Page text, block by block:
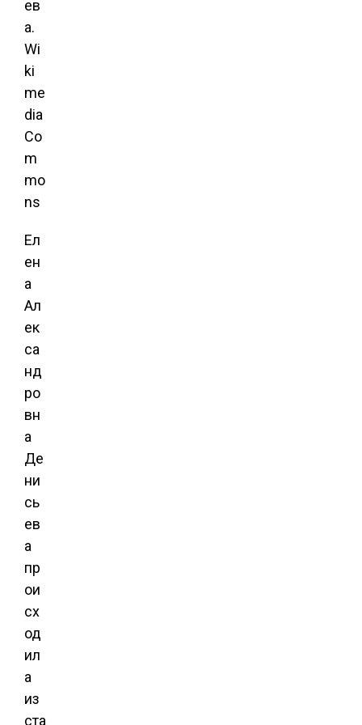
ев
а.
Wi
ki
me
dia
Co
m
mo
ns
Ел
ен
а
Ал
ек
са
нд
ро
вн
а
Де
ни
сь
ев
а
пр
ои
сх
од
ил
а
из
ста